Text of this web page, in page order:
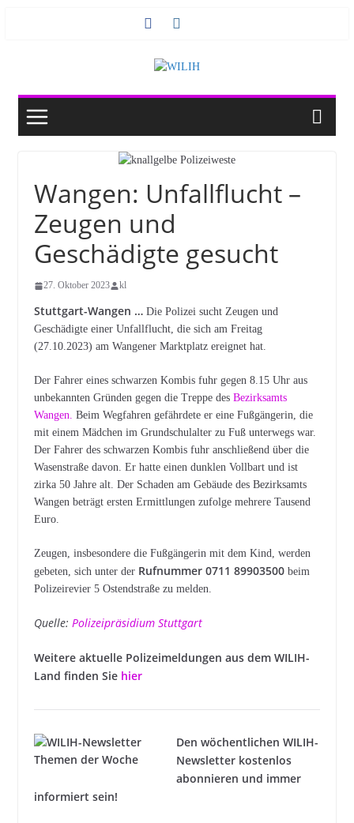
Wangen: Unfallflucht –
Zeugen und
Geschädigte gesucht
27. Oktober 2023 kl
Stuttgart-Wangen …Die Polizei sucht Zeugen und
Geschädigte einer Unfallflucht, die sich am Freitag
(27.10.2023) am Wangener Marktplatz ereignet hat.
Der Fahrer eines schwarzen Kombis fuhr gegen 8.15 Uhr aus
unbekannten Gründen gegen die Treppe des Bezirksamts
Wangen. Beim Wegfahren gefährdete er eine Fußgängerin, die
mit einem Mädchen im Grundschulalter zu Fuß unterwegs war.
Der Fahrer des schwarzen Kombis fuhr anschließend über die
Wasenstraße davon. Er hatte einen dunklen Vollbart und ist
zirka 50 Jahre alt. Der Schaden am Gebäude des Bezirksamts
Wangen beträgt ersten Ermittlungen zufolge mehrere Tausend
Euro.
Zeugen, insbesondere die Fußgängerin mit dem Kind, werden
gebeten, sich unter der Rufnummer 0711 89903500beim
Polizeirevier 5 Ostendstraße zu melden.
Quelle: Polizeipräsidium Stuttgart
Weitere aktuelle Polizeimeldungen aus dem WILIH-
Land finden Sie hier
Den wöchentlichen WILIH-
Newsletter kostenlos
abonnieren und immer
informiert sein!